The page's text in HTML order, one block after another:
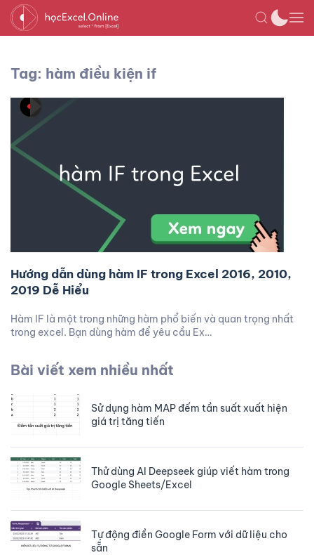
Tag: hàm điều kiện if
Hướng dẫn dùng hàm IF trong Excel 2016, 2010,
2019 Dễ Hiểu
Hàm IF là một trong những hàm phổ biến và quan trọng nhất
trong excel. Bạn dùng hàm để yêu cầu Ex…
Bài viết xem nhiều nhất
Sử dụng hàm MAP đếm tần suất xuất hiện
giá trị tăng tiến
Thử dùng AI Deepseek giúp viết hàm trong
Google Sheets/Excel
Tự động điền Google Form với dữ liệu cho
sẵn